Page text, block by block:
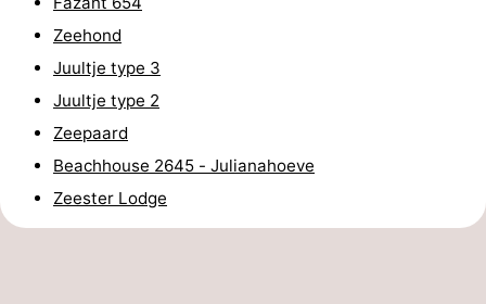
Bowlen
centra
Dorpen
Steden
Rondleidingen
Zeehond
Juultje type 3
Juultje type 2
Zeepaard
Beachhouse 2645 - Julianahoeve
Zeester Lodge